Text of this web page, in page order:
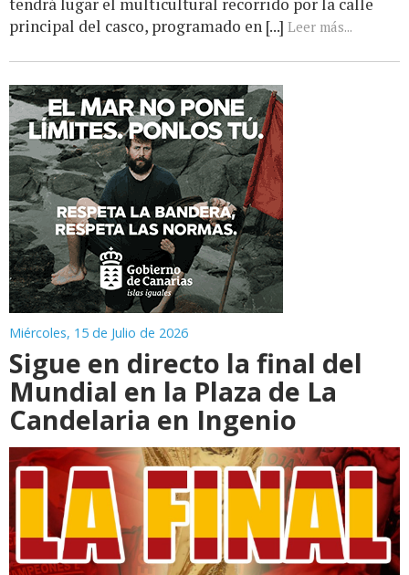
tendrá lugar el multicultural recorrido por la calle
principal del casco, programado en [...] Leer más...
Miércoles, 15 de Julio de 2026
Sigue en directo la final del
Mundial en la Plaza de La
Candelaria en Ingenio